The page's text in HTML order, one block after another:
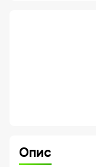
Опис